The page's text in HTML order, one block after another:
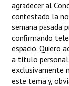
Huéspedes de
Antiguos
Bariloche,
agradecer al
contestado la
semana pasada
confirmando
espacio. Quiero
a título personal.
exclusivamente
este tema y,